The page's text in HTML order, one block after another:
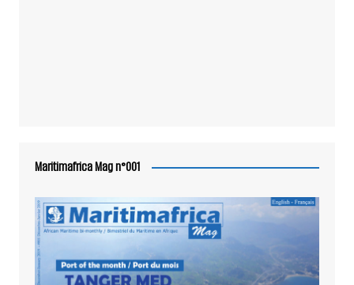
Maritimafrica Mag n°001